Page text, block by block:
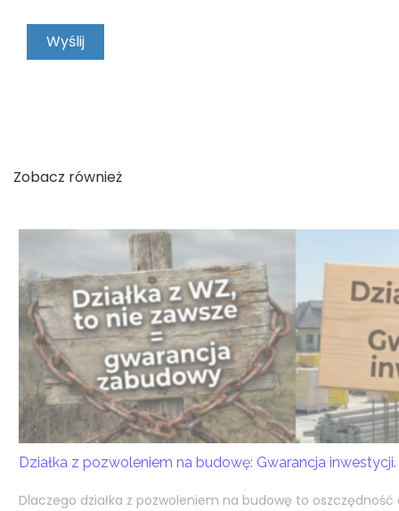
KONTAKT
Zobacz również
Działka z pozwoleniem na budowę: Gwarancja inwestycji.
Dlaczego działka z pozwoleniem na budowę to oszczędność